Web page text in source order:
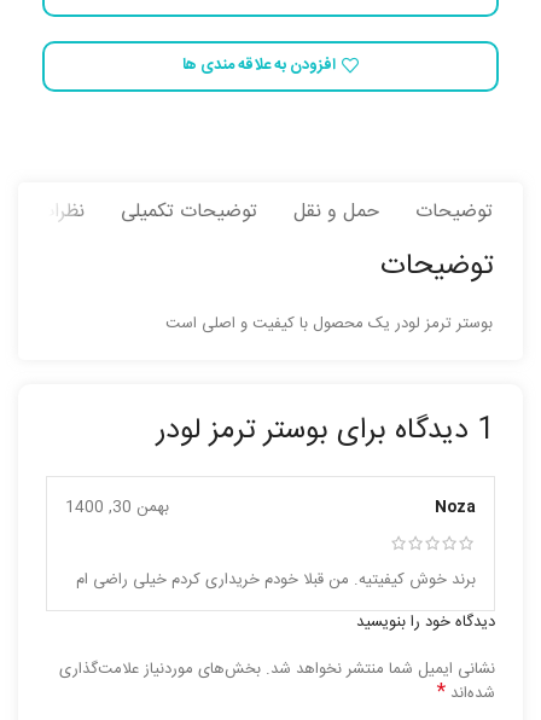
افزودن به علاقه مندی ها
توضیحات حمل و نقل توضیحات تکمیلی نظرات (1)
توضیحات
بوستر ترمز لودر یک محصول با کیفیت و اصلی است
1 دیدگاه برای بوستر ترمز لودر
Noza بهمن 30, 1400
برند خوش کیفیتیه. من قبلا خودم خریداری کردم خیلی راضی ام
دیدگاه خود را بنویسید
نشانی ایمیل شما منتشر نخواهد شد. بخش‌های موردنیاز علامت‌گذاری
شده‌اند *